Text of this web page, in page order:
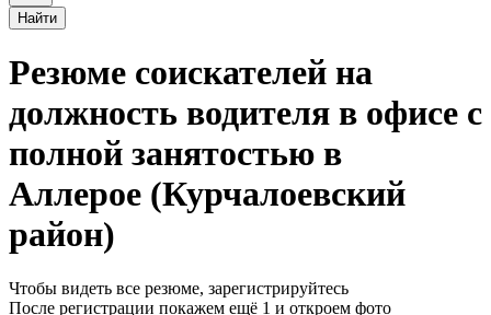
Найти
Резюме соискателей на
должность водителя в офисе с
полной занятостью в
Аллерое (Курчалоевский
район)
Чтобы видеть все резюме, зарегистрируйтесь
После регистрации покажем ещё 1 и откроем фото